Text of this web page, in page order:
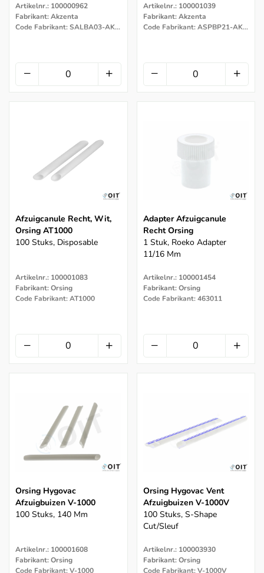
Artikelnr.: 100000962
Fabrikant: Akzenta
Code Fabrikant: SALBA03-AKZ-TR-C45
Artikelnr.: 100001039
Fabrikant: Akzenta
Code Fabrikant: ASPBP21-AKZ-MC-C03
Afzuigcanule Recht, Wit,
Orsing AT1000
100 Stuks, Disposable
Artikelnr.: 100001083
Fabrikant: Orsing
Code Fabrikant: AT1000
Adapter Afzuigcanule
Recht Orsing
1 Stuk, Roeko Adapter
11/16 Mm
Artikelnr.: 100001454
Fabrikant: Orsing
Code Fabrikant: 463011
Orsing Hygovac
Afzuigbuizen V-1000
100 Stuks, 140 Mm
Artikelnr.: 100001608
Fabrikant: Orsing
Code Fabrikant: V-1000
Orsing Hygovac Vent
Afzuigbuizen V-1000V
100 Stuks, S-Shape
Cut/sleuf
Artikelnr.: 100003930
Fabrikant: Orsing
Code Fabrikant: V-1000V